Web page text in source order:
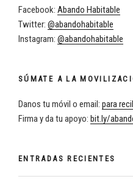
Facebook: Abando Habitable
Twitter: @abandohabitable
Instagram: @abandohabitable
SÚMATE A LA
Danos tu móvil o email: para
Firma y da tu apoyo: bit.ly/
ENTRADAS RECIENTES